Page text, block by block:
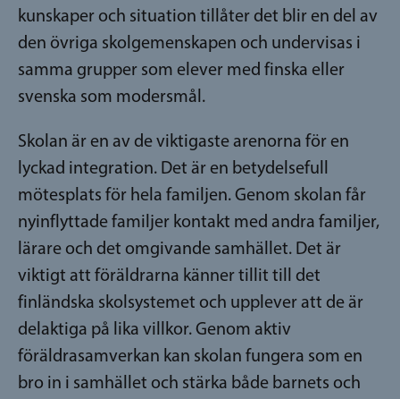
kunskaper och situation tillåter det blir en del av
den övriga skolgemenskapen och undervisas i
samma grupper som elever med finska eller
svenska som modersmål.
Skolan är en av de viktigaste arenorna för en
lyckad integration. Det är en betydelsefull
mötesplats för hela familjen. Genom skolan får
nyinflyttade familjer kontakt med andra familjer,
lärare och det omgivande samhället. Det är
viktigt att föräldrarna känner tillit till det
finländska skolsystemet och upplever att de är
delaktiga på lika villkor. Genom aktiv
föräldrasamverkan kan skolan fungera som en
bro in i samhället och stärka både barnets och